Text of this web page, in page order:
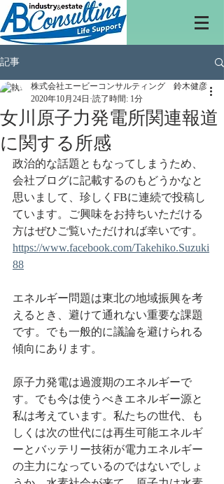
記事
女川原子力発電所関連報道
に関する所感
株式会社エービーコンサルティング 鈴木健彦
2020年10月24日 読了時間: 1分
政治的な話題ともなってしまうため、
会社ブログに記載するのもどうかなと
思いまして、珍しくFBに連続で投稿し
ています。ご興味をお持ちいただける
方はぜひご覧いただければ幸いです。
https://www.facebook.com/Takehiko.Suzuki
88
エネルギー問題は東北の地域振興を考
えるとき、避けて通れない重要な課題
です。でも一般的に議論を避けられる
傾向にあります。
原子力発電は過渡期のエネルギーで
す。でも今は使うべきエネルギー源と
私は考えています。私たちの世代、も
しくは次の世代には再生可能エネルギ
ーとバッテリー技術が電力エネルギー
の主力になっているのではないでしょ